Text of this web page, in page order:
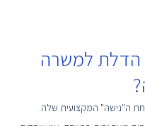
הדלת למשרה
ה"נישה" המקצועית שלה.